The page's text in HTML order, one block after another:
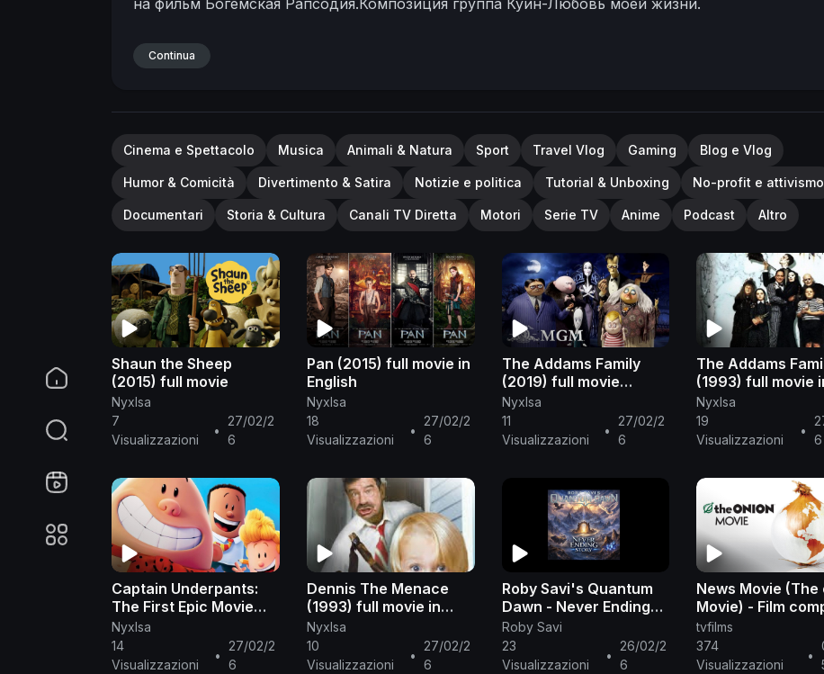
на фильм Богемская Рапсодия.Композиция группа Куин-Любовь моей жизни.
Continua
Cinema e Spettacolo Musica Animali & Natura Sport Travel Vlog Gaming Blog e Vlog
Humor & Comicità Divertimento & Satira Notizie e politica Tutorial & Unboxing No-profit e attivismo
Documentari Storia & Cultura Canali TV Diretta Motori Serie TV Anime Podcast Altro
Shaun the Sheep
(2015) full movie
NyxIsa
7
Visualizzazioni
•
27/02/2
6
Pan (2015) full movie in
English
NyxIsa
18
Visualizzazioni
•
27/02/2
6
The Addams Family
(2019) full movie
English
NyxIsa
11
Visualizzazioni
•
27/02/2
6
The Addams
(1993) full movie
English
NyxIsa
19
Visualizzazioni
•
6
Captain Underpants:
The First Epic Movie
(2017) complete
English
NyxIsa
14
Visualizzazioni
•
27/02/2
6
Dennis The Menace
(1993) full movie in
English
NyxIsa
10
Visualizzazioni
•
27/02/2
6
Roby Savi's Quantum
Dawn - Never Ending
Story (Limahl cover)
Roby Savi
23
Visualizzazioni
•
26/02/2
6
News Movie (The
Movie) - Film
ITA
tvfilms
374
Visualizzazioni
•